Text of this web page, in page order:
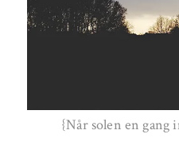
{Når solen en gang